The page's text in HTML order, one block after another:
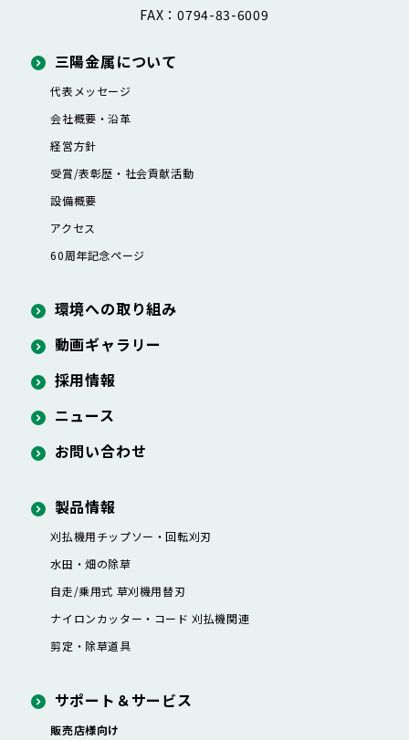
FAX：0794-83-6009
三陽金属について
代表メッセージ
会社概要・沿革
経営方針
受賞/表彰歴・社会貢献活動
設備概要
アクセス
60周年記念ページ
環境への取り組み
動画ギャラリー
採用情報
ニュース
お問い合わせ
製品情報
刈払機用チップソー・回転刈刃
水田・畑の除草
自走/乗用式 草刈機用替刃
ナイロンカッター・ コード 刈払機関連
剪定・除草道具
サポート＆サービス
販売店様向け